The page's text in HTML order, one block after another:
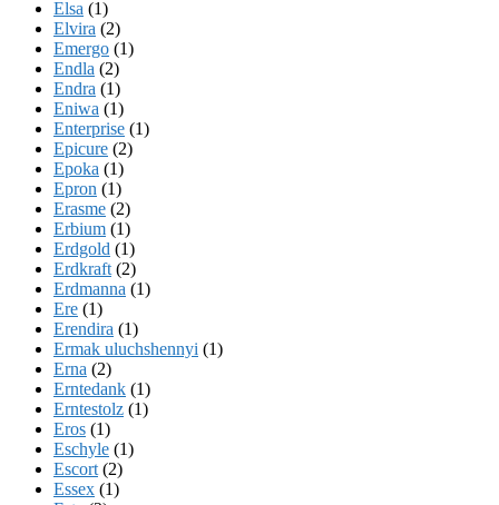
Elsa (1)
Elvira (2)
Emergo (1)
Endla (2)
Endra (1)
Eniwa (1)
Enterprise (1)
Epicure (2)
Epoka (1)
Epron (1)
Erasme (2)
Erbium (1)
Erdgold (1)
Erdkraft (2)
Erdmanna (1)
Ere (1)
Erendira (1)
Ermak uluchshennyi (1)
Erna (2)
Erntedank (1)
Erntestolz (1)
Eros (1)
Eschyle (1)
Escort (2)
Essex (1)